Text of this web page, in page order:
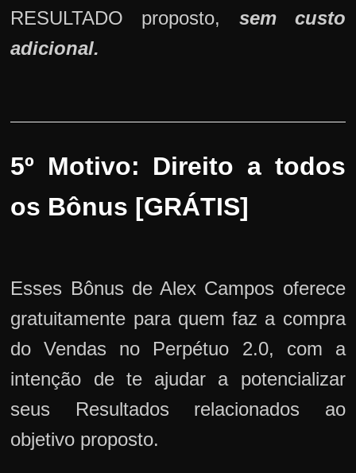
RESULTADO proposto, sem custo
adicional.
5º Motivo: Direito a todos
os Bônus [GRÁTIS]
Esses Bônus de Alex Campos oferece
gratuitamente para quem faz a compra
do Vendas no Perpétuo 2.0, com a
intenção de te ajudar a potencializar
seus Resultados relacionados ao
objetivo proposto.